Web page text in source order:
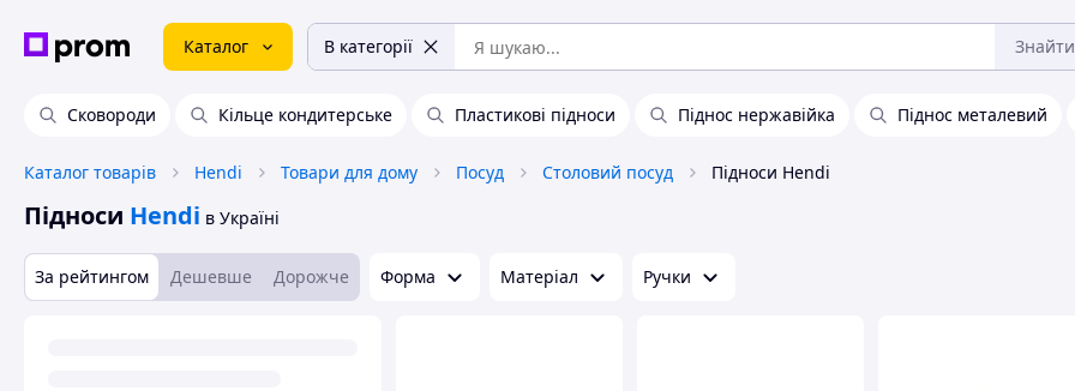
Каталог В категорії Знайти
Сковороди Кільце кондитерське Пластикові підноси Піднос нержавійка Піднос металевий
Каталог товарів Hendi Товари для дому Посуд Столовий посуд Підноси Hendi
Підноси Hendi в Україні
За рейтингом Дешевше Дорожче Форма Матеріал Ручки